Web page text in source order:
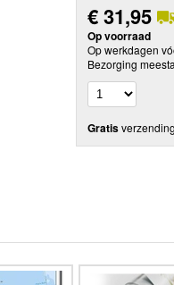
€31,95
Op voorraad
Op werkdagen
Bezorging
Gratis